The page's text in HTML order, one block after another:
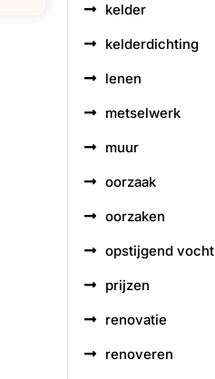
kelder
kelderdichting
lenen
metselwerk
muur
oorzaak
oorzaken
opstijgend vocht
prijzen
renovatie
renoveren